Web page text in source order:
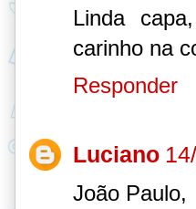
Linda
carinho na
Responder
Luciano
João Paulo,